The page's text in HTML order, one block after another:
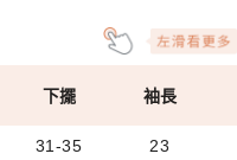
下擺 袖長
31-35 23